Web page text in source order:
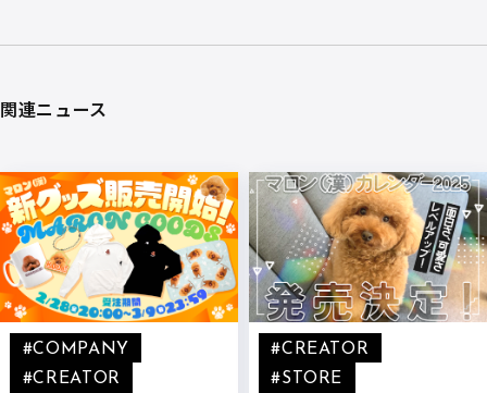
関連ニュース
#COMPANY
#CREATOR
#CREATOR
#STORE